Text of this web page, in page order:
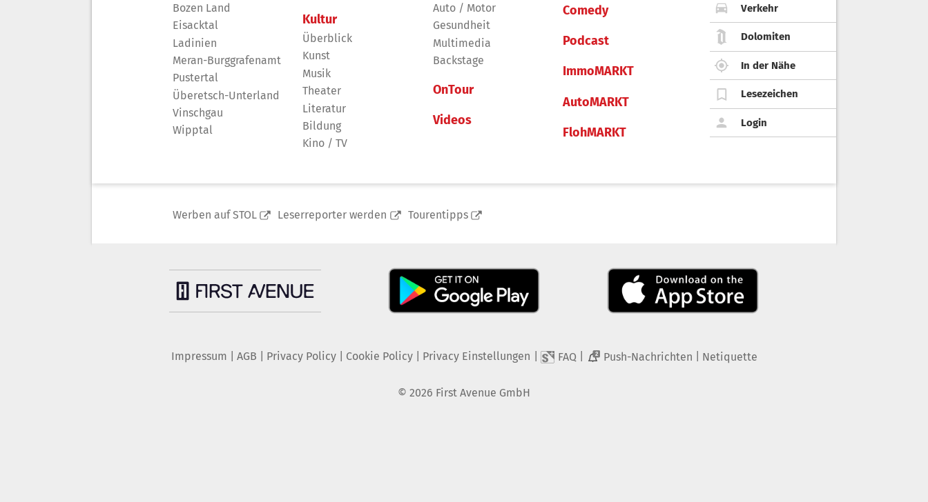
Bozen Land
Eisacktal
Ladinien
Meran-Burggrafenamt
Pustertal
Überetsch-Unterland
Vinschgau
Wipptal
Kultur
Überblick
Kunst
Musik
Theater
Literatur
Bildung
Kino / TV
Auto / Motor
Gesundheit
Multimedia
Backstage
OnTour
Videos
Comedy
Podcast
ImmoMARKT
AutoMARKT
FlohMARKT
Verkehr
Dolomiten
In der Nähe
Lesezeichen
Login
Werben auf STOL Leserreporter werden Tourentipps
Impressum AGB Privacy Policy| Cookie Policy| Privacy Einstellungen FAQ 2 Push-Nachrichten Netiquette
© 2026 First Avenue GmbH